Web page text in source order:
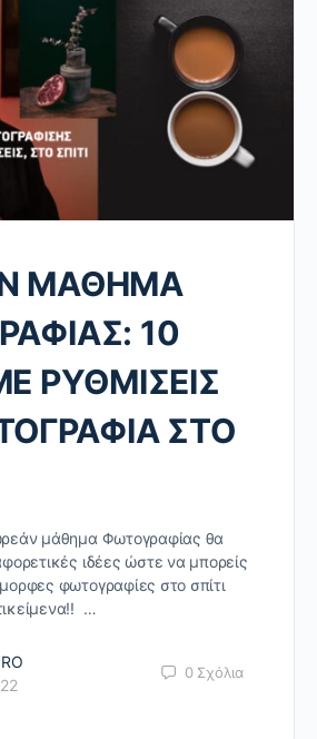
ΜΑΘΗΜΑ
10
ΡΥΘΜΙΣΕΙΣ
ΣΤΟ
μάθημα Φωτογραφίας θα
ιδέες ώστε να μπορείς
φωτογραφίες στο σπίτι
…
0 Σχόλια